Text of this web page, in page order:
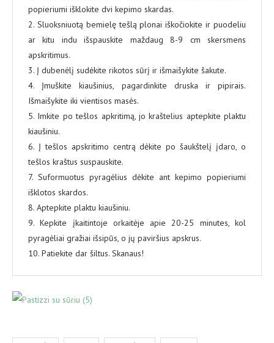
popieriumi išklokite dvi kepimo skardas.
2. Sluoksniuotą bemielę tešlą plonai iškočiokite ir puodeliu
ar kitu indu išspauskite maždaug 8-9 cm skersmens
apskritimus.
3. Į dubenėlį sudėkite rikotos sūrį ir išmaišykite šakute.
4. Įmuškite kiaušinius, pagardinkite druska ir pipirais.
Išmaišykite iki vientisos masės.
5. Imkite po tešlos apkritimą, jo kraštelius aptepkite plaktu
kiaušiniu.
6. Į tešlos apskritimo centrą dėkite po šaukštelį įdaro, o
tešlos kraštus suspauskite.
7. Suformuotus pyragėlius dėkite ant kepimo popieriumi
išklotos skardos.
8. Aptepkite plaktu kiaušiniu.
9. Kepkite įkaitintoje orkaitėje apie 20-25 minutes, kol
pyragėliai gražiai išsipūs, o jų paviršius apskrus.
10. Patiekite dar šiltus. Skanaus!